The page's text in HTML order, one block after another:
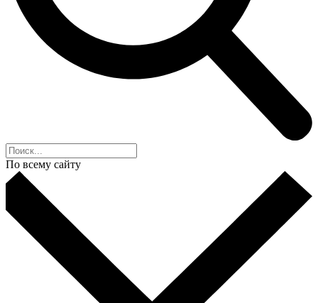
По всему сайту